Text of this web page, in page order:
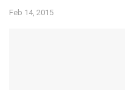
Feb 14, 2015